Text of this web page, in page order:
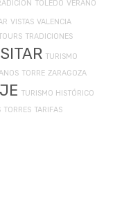
TOLEDO VERANO
VISTAS VALENCIA
TRADICIONES
TURISMO
TORRE ZARAGOZA
TURISMO HISTÓRICO
TORRES TARIFAS